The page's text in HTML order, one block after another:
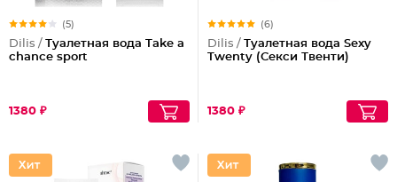
(5)
Dilis / Туалетная вода Take a
chance sport
1380 ₽
(6)
Dilis / Туалетная вода Sexy
Twenty (Секси Твенти)
1380 ₽